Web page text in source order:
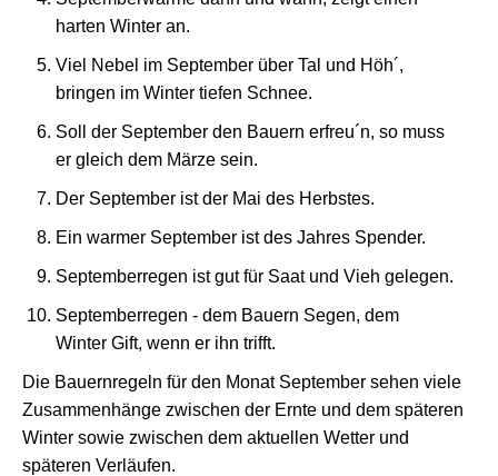
harten Winter an.
Viel Nebel im September über Tal und Höh´,
bringen im Winter tiefen Schnee.
Soll der September den Bauern erfreu´n, so muss
er gleich dem Märze sein.
Der September ist der Mai des Herbstes.
Ein warmer September ist des Jahres Spender.
Septemberregen ist gut für Saat und Vieh gelegen.
Septemberregen - dem Bauern Segen, dem
Winter Gift, wenn er ihn trifft.
Die Bauernregeln für den Monat September sehen viele
Zusammenhänge zwischen der Ernte und dem späteren
Winter sowie zwischen dem aktuellen Wetter und
späteren Verläufen.